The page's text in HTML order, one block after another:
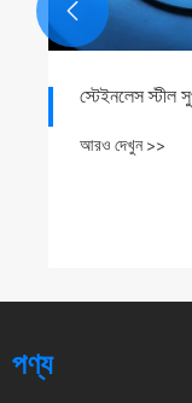
স্টেইনলেস স্টীল
আরও দেখুন >>

পণ্য